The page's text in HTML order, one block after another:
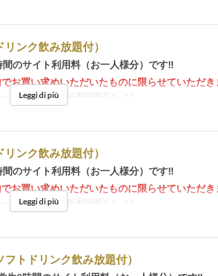
ンク飲み放題付）
のサイト利用料（お一人様分）です‼
お買い求めいただいたものに限らせていただき
Tè, Cena Limite di ordini 1 ~ 14
Leggi di più
ンク飲み放題付）
のサイト利用料（お一人様分）です‼
お買い求めいただいたものに限らせていただき
Tè, Cena Limite di ordini 1 ~ 14
Leggi di più
トドリンク飲み放題付）